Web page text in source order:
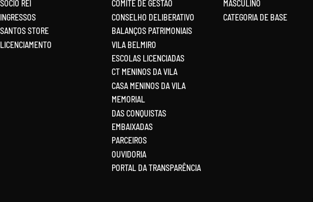
SÓCIO REI
INGRESSOS
SANTOS STORE
LICENCIAMENTO
COMITÊ DE GESTÃO
CONSELHO DELIBERATIVO
BALANÇOS PATRIMONIAIS
VILA BELMIRO
ESCOLAS LICENCIADAS
CT MENINOS DA VILA
CASA MENINOS DA VILA
MEMORIAL
DAS CONQUISTAS
EMBAIXADAS
PARCEIROS
OUVIDORIA
PORTAL DA TRANSPARÊNCIA
MASCULINO
CATEGORIA DE BASE